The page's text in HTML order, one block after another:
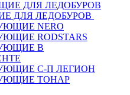
ДЛЯ ЛЕДОБУРОВ
NERO
RODSTARS
В
С-П ЛЕГИОН
ТОНАР